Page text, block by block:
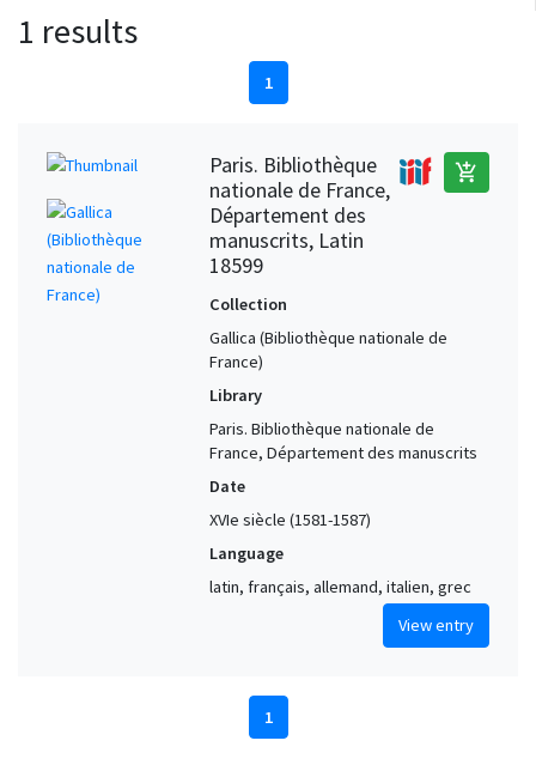
1 results
1
Paris. Bibliothèque
nationale de France,
Département des
manuscrits, Latin
18599
add_shopping_cart
Collection
Gallica (Bibliothèque nationale de
France)
Library
Paris. Bibliothèque nationale de
France, Département des manuscrits
Date
XVIe siècle (1581-1587)
Language
latin, français, allemand, italien, grec
View entry
1